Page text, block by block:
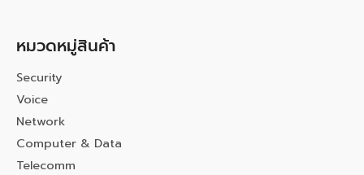
หมวดหมู่สินค้า
Security
Voice
Network
Computer & Data
Telecomm